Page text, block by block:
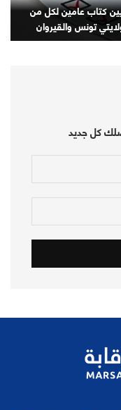
كتاب عامين لكل من
تونس والقيروان
كل جديد